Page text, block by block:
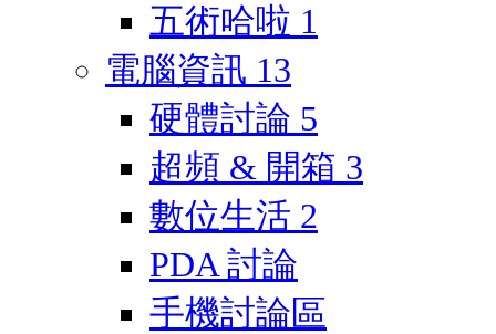
五術哈啦 1
電腦資訊 13
硬體討論 5
超頻 & 開箱 3
數位生活 2
PDA 討論
手機討論區